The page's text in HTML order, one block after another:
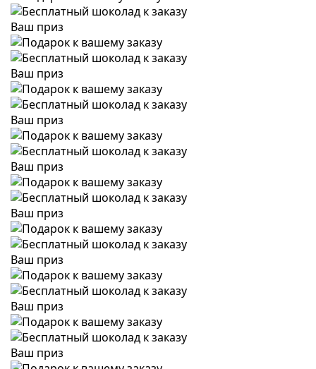
Ваш приз
Ваш приз
Ваш приз
Ваш приз
Ваш приз
Ваш приз
Ваш приз
Ваш приз